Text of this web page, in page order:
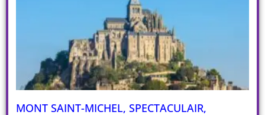
MONT SAINT-MICHEL, SPECTACULAIR,